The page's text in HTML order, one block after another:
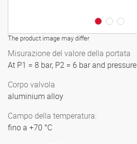
The product image may differ
Misurazione del valore della portata
At P1 = 8 bar, P2 = 6 bar and
Corpo valvola
aluminium alloy
Campo della temperatura:
fino a +70 °C